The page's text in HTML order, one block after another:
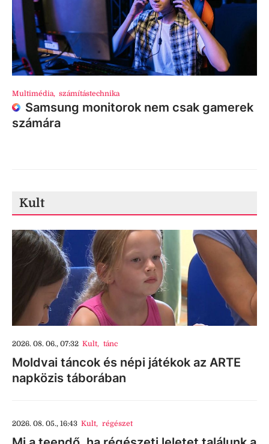
Multimédia, számítástechnika
Samsung monitorok nem csak gamerek
számára
Kult
2026. 08. 06., 07:32 Kult, tánc
Moldvai táncok és népi játékok az ARTE
napközis táborában
2026. 08. 05., 16:43 Kult, régészet